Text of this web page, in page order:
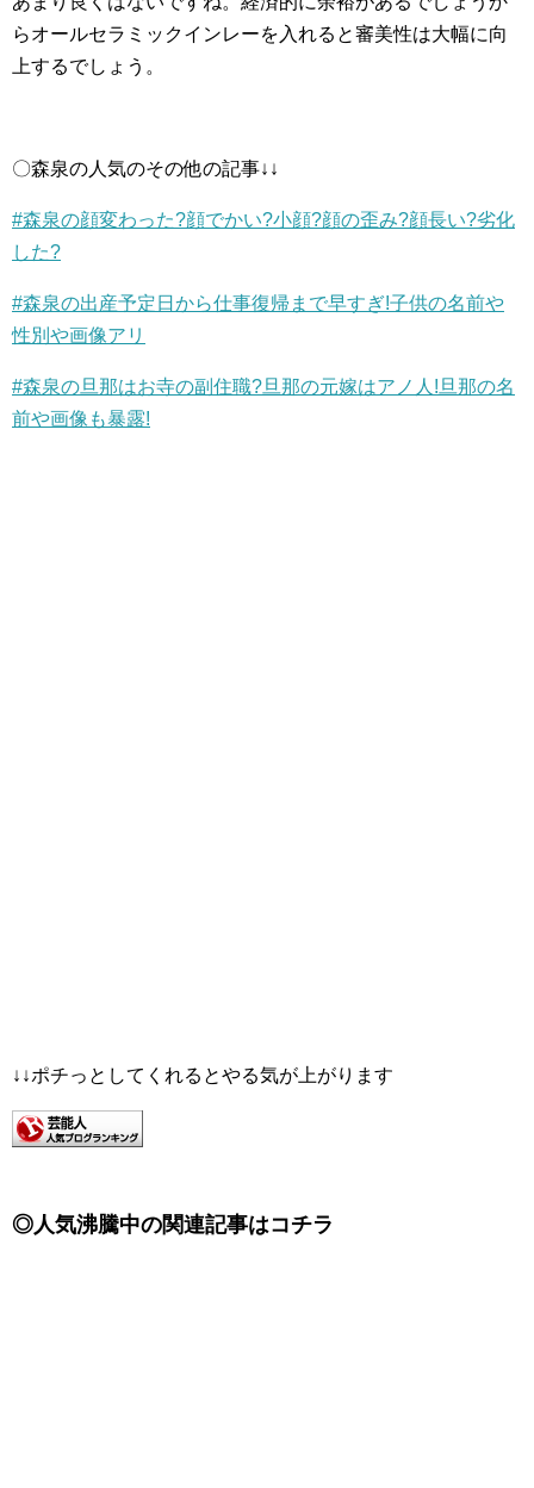
らオールセラミックインレーを入れると審美性は大幅に向
上するでしょう。
〇森泉の人気のその他の記事↓↓
#森泉の顔変わった?顔でかい?小顔?顔の歪み?顔長い?劣化
した?
#森泉の出産予定日から仕事復帰まで早すぎ!子供の名前や
性別や画像アリ
#森泉の旦那はお寺の副住職?旦那の元嫁はアノ人!旦那の名
前や画像も暴露!
↓↓ポチっとしてくれるとやる気が上がります
◎人気沸騰中の関連記事はコチラ